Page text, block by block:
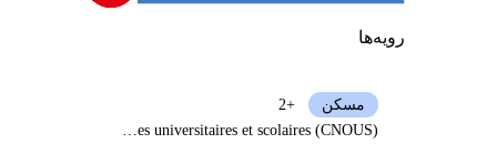
رویه‌ها
مسکن
+2
Centre national des œuvres universitaires et scolaires (CNOUS)